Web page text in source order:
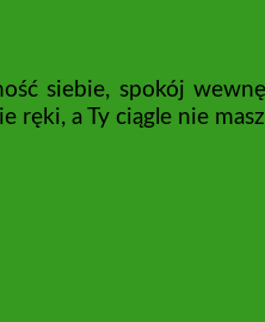
siebie, spokój
ręki, a Ty ciągle nie